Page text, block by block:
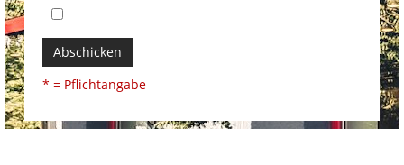
Abschicken
* = Pflichtangabe